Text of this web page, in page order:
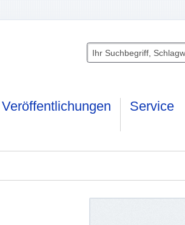
Veröffentlichungen Service